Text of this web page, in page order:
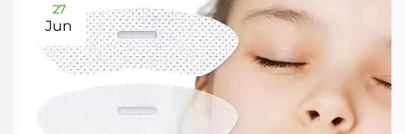
27
Jun